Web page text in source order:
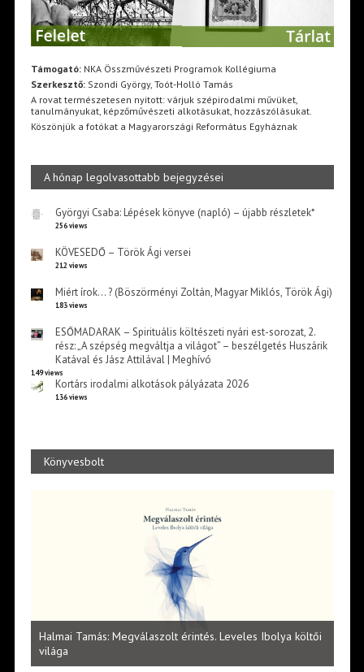
Támogató:NKA Összművészeti Programok Kollégiuma
Szerkesztő:Szondi György, Toót-Holló Tamás
A rovat természetesen nyitott: várjuk szépirodalmi művüket,
tanulmányukat, képzőművészeti alkotásukat, hozzászólásukat.
Köszönjük a fotókat a Magyarországi Református Egyháznak
A hónap legolvasottabb bejegyzései
Györgyi Csaba: Lépések könyve (napló) – újabb részletek*
256 views
KÖVESEDŐ – Török Ági versei
212 views
Miért írok… ? (Böszörményi Zoltán, Magyar Miklós, Török Ági)
183 views
ESŐMADARAK – Spirituális költészeti nyári est-sorozat, 2.
rész: „A szépség megváltja a világot” – beszélgetés Huszárik
Katával és Jász Attilával | Meghívó
149 views
Kortárs irodalmi alkotások pályázata 2026
136 views
Könyvesbolt
Lakatos Fleisz Katalin: Vasárnap délután Sárszegen